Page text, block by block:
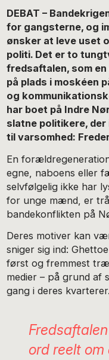
DEBAT –
for gangsterne, og
ønsker at leve uset
politi. Det er to
fredsaftalen, som
på plads i moskéen
og
har boet på Indre
slatne politikere,
til varsomhed:
En
egne, naboens eller
selvfølgelig ikke har
for unge mænd, er
bandekonflikten på
Deres motiver kan
sniger sig ind:
først og fremmest
medier – på grund af
gang i deres kvarterer.
ord reelt